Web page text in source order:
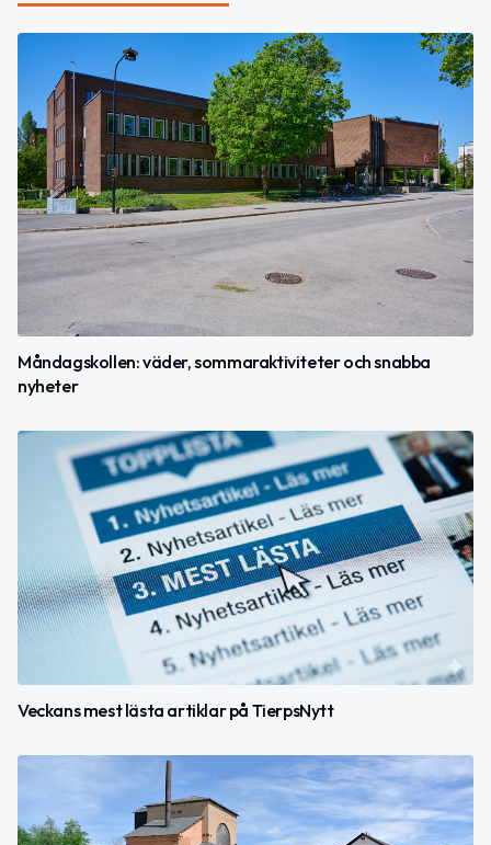
Måndagskollen: väder, sommaraktiviteter och snabba
nyheter
Veckans mest lästa artiklar på TierpsNytt